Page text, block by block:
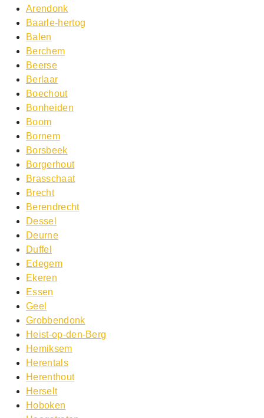
Arendonk
Baarle-hertog
Balen
Berchem
Beerse
Berlaar
Boechout
Bonheiden
Boom
Bornem
Borsbeek
Borgerhout
Brasschaat
Brecht
Berendrecht
Dessel
Deurne
Duffel
Edegem
Ekeren
Essen
Geel
Grobbendonk
Heist-op-den-Berg
Hemiksem
Herentals
Herenthout
Herselt
Hoboken